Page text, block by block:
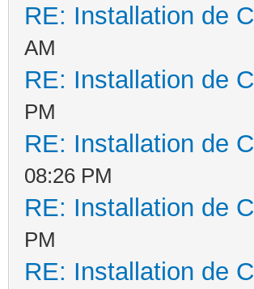
RE: Installation de
AM
RE: Installation de
PM
RE: Installation de
08:26 PM
RE: Installation de
PM
RE: Installation de